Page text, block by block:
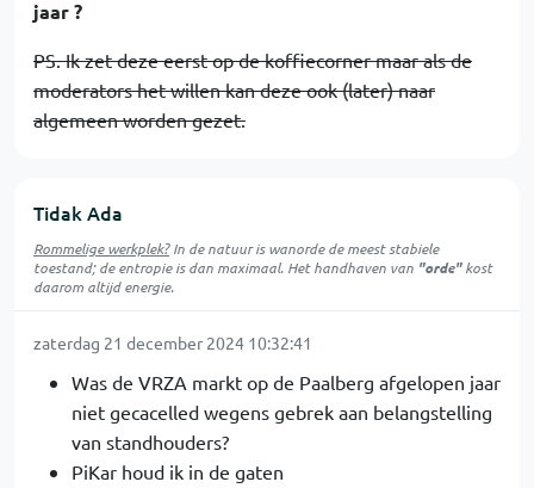
jaar ?
PS. Ik zet deze eerst op de koffiecorner maar als de
moderators het willen kan deze ook (later) naar
algemeen worden gezet.
Tidak Ada
Rommelige werkplek?In de natuur iswanordede meest stabiele
toestand; de entropie is dan maximaal. Het handhaven van "orde"kost
daarom altijd energie.
zaterdag 21 december 2024 10:32:41
Was de VRZA markt op de Paalberg afgelopen jaar
niet gecacelled wegens gebrek aan belangstelling
van standhouders?
PiKar houd ik in de gaten